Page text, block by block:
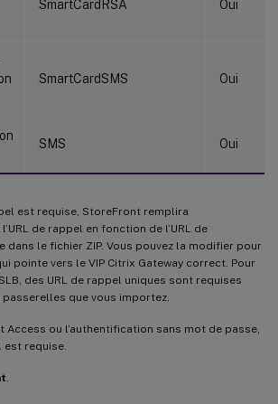
SmartCardRSA Oui
SmartCardSMS Oui
SMS Oui
est requise, StoreFront remplira
de rappel en fonction de l’URL de
dans le fichier ZIP. Vous pouvez la modifier pour
pointe vers le VIP Citrix Gateway correct. Pour
des URL de rappel uniques sont requises
que vous importez.
Access ou l’authentification sans mot de passe,
est requise.